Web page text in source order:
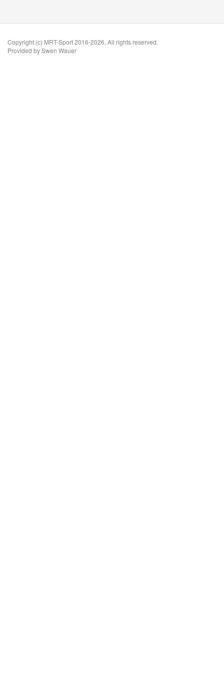
Copyright (c) MRT-Sport 2016-2026. All rights reserved.
Provided by Swen Wauer